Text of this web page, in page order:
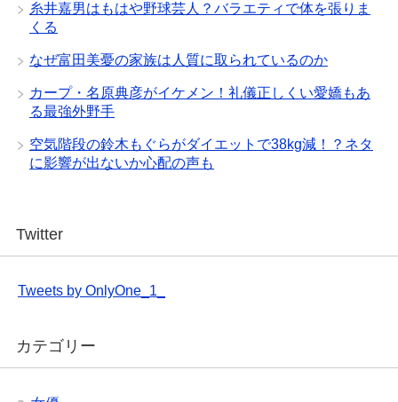
糸井嘉男はもはや野球芸人？バラエティで体を張りま
くる
なぜ富田美憂の家族は人質に取られているのか
カープ・名原典彦がイケメン！礼儀正しくい愛嬌もあ
る最強外野手
空気階段の鈴木もぐらがダイエットで38kg減！？ネタ
に影響が出ないか心配の声も
Twitter
Tweets by OnlyOne_1_
カテゴリー